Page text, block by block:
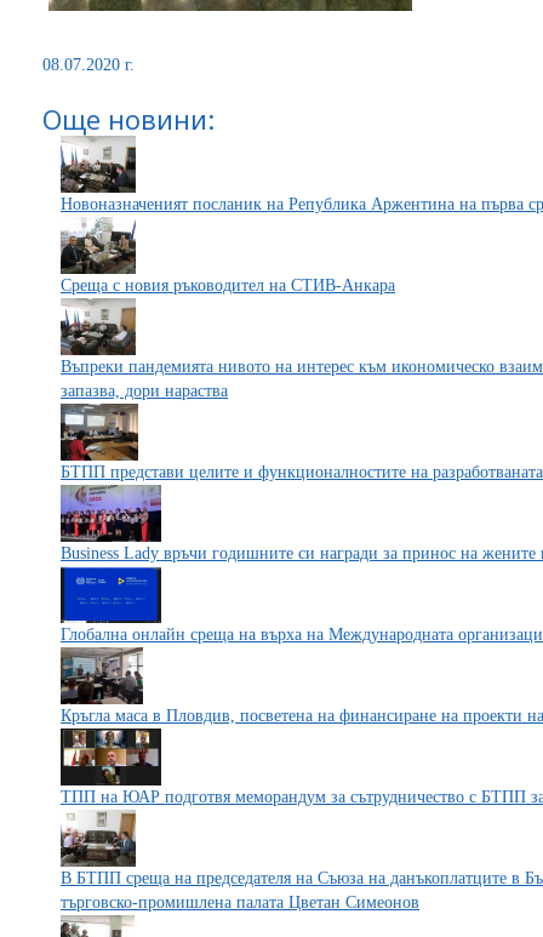
08.07.2020 г.
Още новини:
Новоназначеният посланик на Република Аржентина на първа
Среща с новия ръководител на СТИВ-Анкара
Въпреки пандемията нивото на интерес към икономическо
запазва, дори нараства
БТПП представи целите и функционалностите на
Business Lady връчи годишните си награди за принос на жените
Глобална онлайн среща на върха на Международната
Кръгла маса в Пловдив, посветена на финансиране на проекти
ТПП на ЮАР подготвя меморандум за сътрудничество с БТПП за
В БТПП среща на председателя на Съюза на данъкоплатците в
търговско-промишлена палата Цветан Симеонов